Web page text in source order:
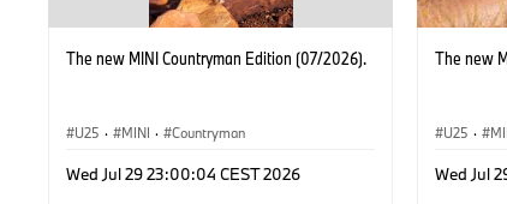
The new MINI Countryman Edition (07/2026).
U25 · MINI · Countryman
Wed Jul 29 23:00:04 CEST 2026
The new
U25 ·
Wed Jul